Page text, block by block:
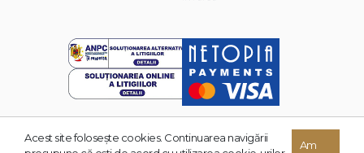
© 2026 Grupul Editorial TREI. Toate drepturile rezervate.
Acest site foloseşte cookies. Continuarea navigării
Am